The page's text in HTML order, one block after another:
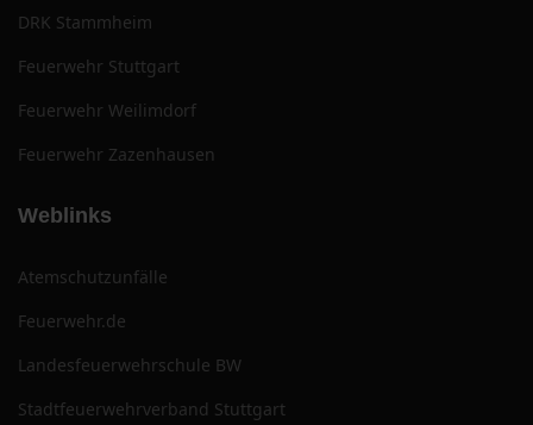
DRK Stammheim
Feuerwehr Stuttgart
Feuerwehr Weilimdorf
Feuerwehr Zazenhausen
Weblinks
Atemschutzunfälle
Feuerwehr.de
Landesfeuerwehrschule BW
Stadtfeuerwehrverband Stuttgart